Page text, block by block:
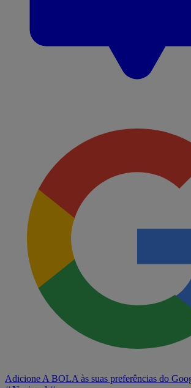
Adicione A BOLA às suas preferências do